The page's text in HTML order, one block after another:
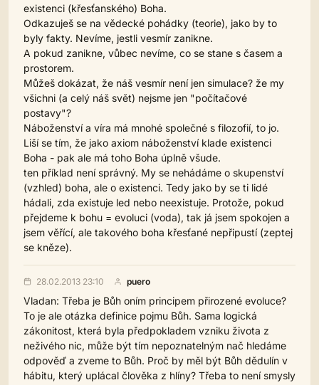
existenci (křesťanského) Boha.
Odkazuješ se na vědecké pohádky (teorie), jako by to
byly fakty. Nevíme, jestli vesmír zanikne.
A pokud zanikne, vůbec nevíme, co se stane s časem a
prostorem.
Můžeš dokázat, že náš vesmír není jen simulace? že my
všichni (a celý náš svět) nejsme jen "počítačové
postavy"?
Náboženství a víra má mnohé společné s filozofií, to jo.
Liší se tím, že jako axiom náboženství klade existenci
Boha - pak ale má toho Boha úplně všude.
ten příklad není správný. My se nehádáme o skupenství
(vzhled) boha, ale o existenci. Tedy jako by se ti lidé
hádali, zda existuje led nebo neexistuje. Protože, pokud
přejdeme k bohu = evoluci (voda), tak já jsem spokojen a
jsem věřící, ale takového boha křesťané nepřipustí (zeptej
se kněze).
28.02.2013 23:10 puero
Vladan: Třeba je Bůh oním principem přirozené evoluce?
To je ale otázka definice pojmu Bůh. Sama logická
zákonitost, která byla předpokladem vzniku života z
neživého nic, může být tím nepoznatelným nač hledáme
odpověď a zveme to Bůh. Proč by měl být Bůh dědulín v
hábitu, který uplácal člověka z hlíny? Třeba to není smysly